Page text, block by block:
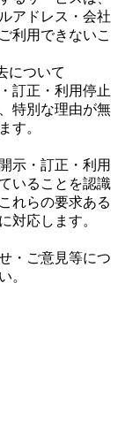
アドレス・会社
利用できないこ
について
訂正・利用停止
特別な理由が無
す。
示・訂正・利用
いることを認識
れらの要求ある
対応します。
・ご意見等につ
。